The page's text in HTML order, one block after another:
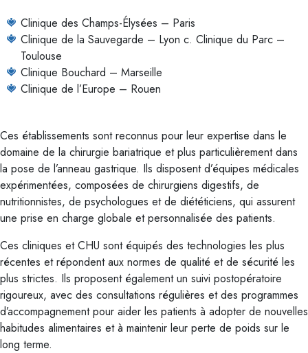
Clinique des Champs-Élysées – Paris
Clinique de la Sauvegarde – Lyon c. Clinique du Parc –
Toulouse
Clinique Bouchard – Marseille
Clinique de l’Europe – Rouen
Ces établissements sont reconnus pour leur expertise dans le
domaine de la chirurgie bariatrique et plus particulièrement dans
la pose de l’anneau gastrique. Ils disposent d’équipes médicales
expérimentées, composées de chirurgiens digestifs, de
nutritionnistes, de psychologues et de diététiciens, qui assurent
une prise en charge globale et personnalisée des patients.
Ces cliniques et CHU sont équipés des technologies les plus
récentes et répondent aux normes de qualité et de sécurité les
plus strictes. Ils proposent également un suivi postopératoire
rigoureux, avec des consultations régulières et des programmes
d’accompagnement pour aider les patients à adopter de nouvelles
habitudes alimentaires et à maintenir leur perte de poids sur le
long terme.